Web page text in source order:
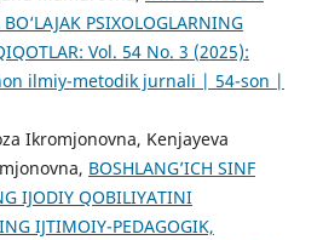
PSIXOLOGLARNING
Vol. 54 No. 3 (2025):
ilmiy-metodik jurnali | 54-son |
Ikromjonovna, Kenjayeva
BOSHLANG’ICH SINF
IJODIY QOBILIYATINI
IJTIMOIY-PEDAGOGIK,